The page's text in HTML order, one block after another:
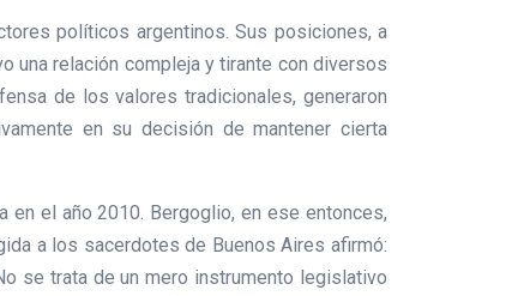
políticos argentinos. Sus posiciones, a
una relación compleja y tirante con diversos
de los valores tradicionales, generaron
en su decisión de mantener cierta
el año 2010. Bergoglio, en ese entonces,
a los sacerdotes de Buenos Aires afirmó:
se trata de un mero instrumento legislativo